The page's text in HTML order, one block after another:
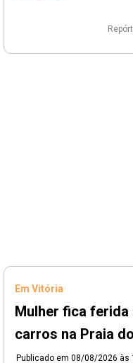
Em Vitória
Mulher fica
carros na Praia
Publicado em 08/08/2026 às